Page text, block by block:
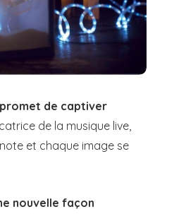
de captiver
de la musique live,
et chaque image se
nouvelle façon